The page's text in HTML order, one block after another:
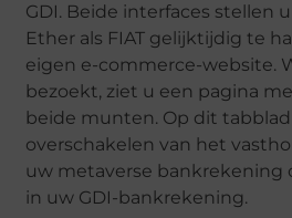
GDI. Beide interfaces stellen
Ether als FIAT gelijktijdig te
eigen e-commerce-website.
bezoekt, ziet u een pagina
beide munten. Op dit
overschakelen van het
uw metaverse bankrekening
in uw GDI-bankrekening.